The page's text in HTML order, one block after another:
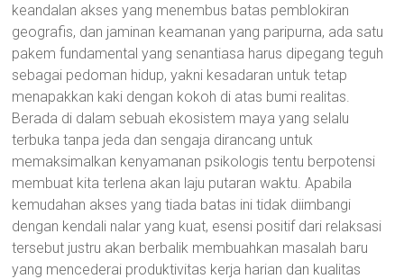
keandalan akses yang menembus batas pemblokiran
geografis, dan jaminan keamanan yang paripurna, ada satu
pakem fundamental yang senantiasa harus dipegang teguh
sebagai pedoman hidup, yakni kesadaran untuk tetap
menapakkan kaki dengan kokoh di atas bumi realitas.
Berada di dalam sebuah ekosistem maya yang selalu
terbuka tanpa jeda dan sengaja dirancang untuk
memaksimalkan kenyamanan psikologis tentu berpotensi
membuat kita terlena akan laju putaran waktu. Apabila
kemudahan akses yang tiada batas ini tidak diimbangi
dengan kendali nalar yang kuat, esensi positif dari relaksasi
tersebut justru akan berbalik membuahkan masalah baru
yang mencederai produktivitas kerja harian dan kualitas